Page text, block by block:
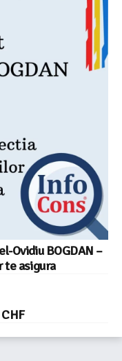
Ovidiu BOGDAN –
te asigura